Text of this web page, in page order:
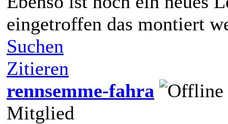
eingetroffen das montiert
Suchen
Zitieren
rennsemme-fahra
Mitglied